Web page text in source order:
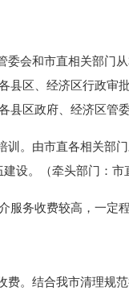
会和市直相关部门从
县区、经济区行政审
县区政府、经济区管
。由市直各相关部门
设。（牵头部门：
务收费较高，一定
。结合我市清理规范